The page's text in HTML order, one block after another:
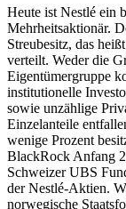
Heute ist Nestlé ein
Mehrheitsaktionär.
Streubesitz, das
verteilt. Weder die
Eigentümergruppe
institutionelle
sowie unzählige
Einzelanteile
wenige Prozent
BlackRock Anfang
Schweizer UBS
der Nestlé-Aktien.
norwegische